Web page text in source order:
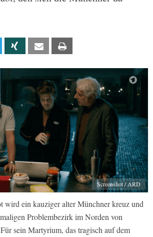
Linkedin Xing Email
Screenshot / ARD
wird ein kauziger alter Münchner kreuz und
Problembezirk im Norden von
sein Martyrium, das tragisch auf dem